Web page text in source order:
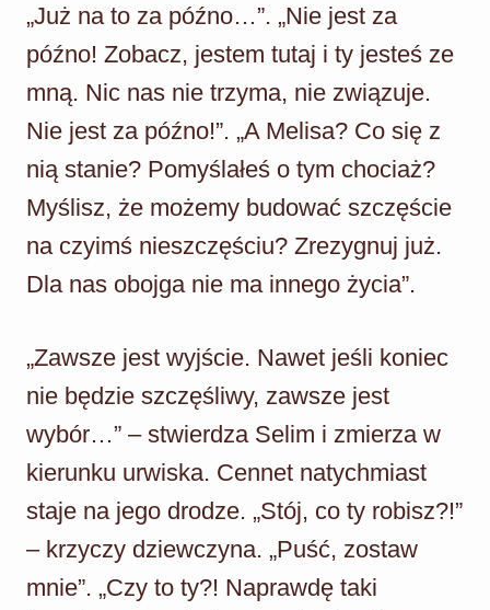
„Już na to za późno…”. „Nie jest za
późno! Zobacz, jestem tutaj i ty jesteś ze
mną. Nic nas nie trzyma, nie związuje.
Nie jest za późno!”. „A Melisa? Co się z
nią stanie? Pomyślałeś o tym chociaż?
Myślisz, że możemy budować szczęście
na czyimś nieszczęściu? Zrezygnuj już.
Dla nas obojga nie ma innego życia”.
„Zawsze jest wyjście. Nawet jeśli koniec
nie będzie szczęśliwy, zawsze jest
wybór…” – stwierdza Selim i zmierza w
kierunku urwiska. Cennet natychmiast
staje na jego drodze. „Stój, co ty robisz?!”
– krzyczy dziewczyna. „Puść, zostaw
mnie”. „Czy to ty?! Naprawdę taki